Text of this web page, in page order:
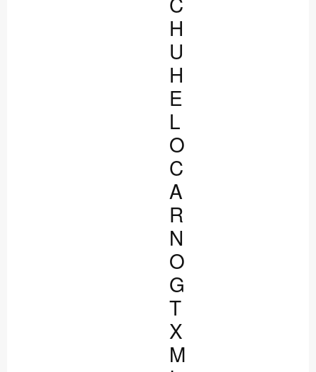
H
U
H
E
L
O
C
A
R
N
O
G
T
X
M